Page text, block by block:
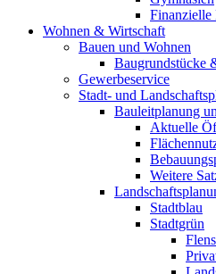
Wohnen & Wirtschaft
Bauen und Wohnen
Baugrundstücke
Gewerbeservice
Stadt- und
Bauleitplanung
Aktuelle
Weitere
Stadtblau
Stadtgrün